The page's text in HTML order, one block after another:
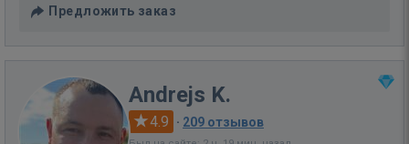
Предложить заказ
Andrejs K.
4.9 · 209 отзывов